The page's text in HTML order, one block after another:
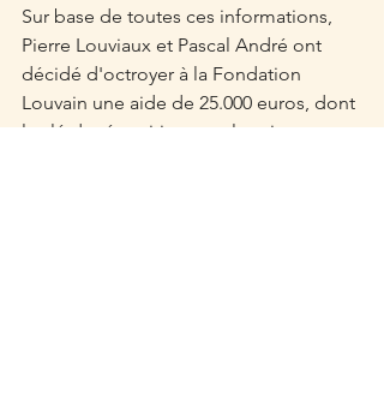
Sur base de toutes ces informations,
Pierre Louviaux et Pascal André ont
décidé d'octroyer à la Fondation
Louvain une aide de 25.000 euros, dont
la clé de répartition sera la suivante :